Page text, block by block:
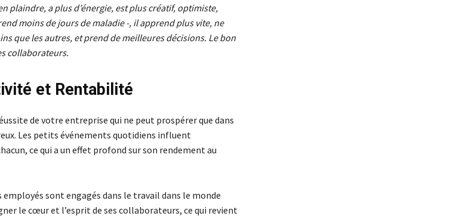
plaindre, a plus d’énergie, est plus créatif, optimiste,
moins de jours de maladie -, il apprend plus vite, ne
que les autres, et prend de meilleures décisions. Le bon
collaborateurs.
et Rentabilité
de votre entreprise qui ne peut prospérer que dans
Les petits événements quotidiens influent
ce qui a un effet profond sur son rendement au
sont engagés dans le travail dans le monde
le cœur et l’esprit de ses collaborateurs, ce qui revient